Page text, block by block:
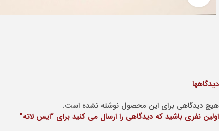
دیدگاهها
هیچ دیدگاهی برای این محصول نوشته نشده است.
اولین نفری باشید که دیدگاهی را ارسال می کنید برای “ایس لاته”